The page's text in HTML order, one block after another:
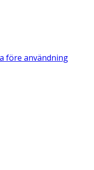
före användning